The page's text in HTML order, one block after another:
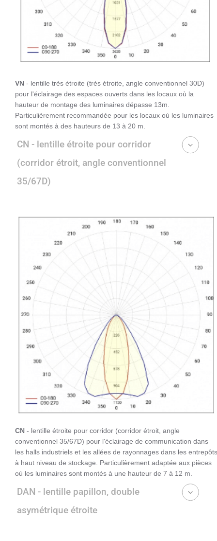
VN - lentille très étroite (très étroite, angle conventionnel 30D)
pour l'éclairage des espaces ouverts dans les locaux où la
hauteur de montage des luminaires dépasse 13m.
Particulièrement recommandée pour les locaux où les luminaires
sont montés à des hauteurs de 13 à 20 m.
CN - lentille étroite pour corridor
(corridor étroit, angle conventionnel
35/67D)
CN - lentille étroite pour corridor (corridor étroit, angle
conventionnel 35/67D) pour l'éclairage de communication dans
les halls industriels et les allées de rayonnages dans les entrepôts
à haut niveau de stockage. Particulièrement adaptée aux pièces
où les luminaires sont montés à une hauteur de 7 à 12 m.
DAN - lentille papillon, double
asymétrique étroite